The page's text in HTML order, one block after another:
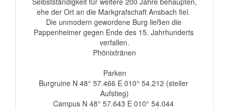
ehe der Ort an die Markgrafschaft Ansbach fiel.
Die unmodern gewordene Burg ließen die
Pappenheimer gegen Ende des 15. Jahrhunderts
verfallen.
Phönixtränen
Parken
Burgruine N 48° 57.466 E 010° 54.212 (steiler
Aufstieg)
Campus N 48° 57.643 E 010° 54.044